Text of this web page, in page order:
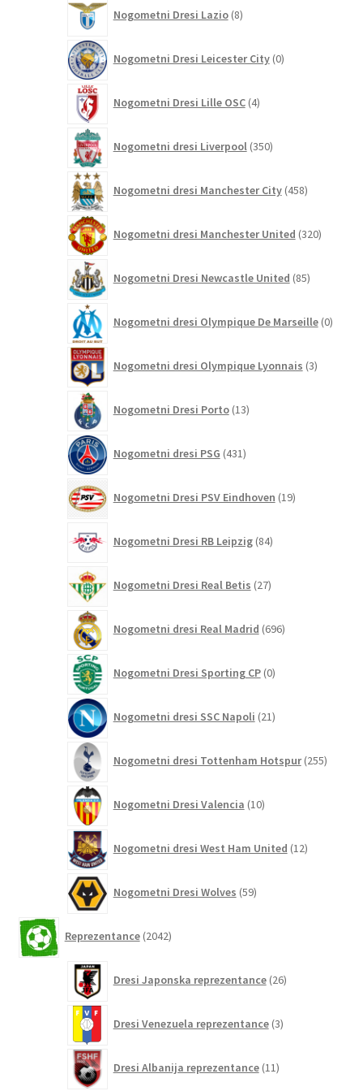
Nogometni Dresi Lazio 8izdelkov
Nogometni Dresi Leicester City 0izdelkov
Nogometni Dresi Lille OSC 4izdelki
Nogometni dresi Liverpool 350izdelkov
Nogometni dresi Manchester City 458izdelkov
Nogometni dresi Manchester United 320izdelkov
Nogometni Dresi Newcastle United 85izdelkov
Nogometni dresi Olympique De Marseille 0
Nogometni dresi Olympique Lyonnais 3izdelki
Nogometni Dresi Porto 13izdelkov
Nogometni dresi PSG 431izdelkov
Nogometni Dresi PSV Eindhoven 19izdelkov
Nogometni Dresi RB Leipzig 84izdelkov
Nogometni Dresi Real Betis 27izdelkov
Nogometni dresi Real Madrid 696izdelkov
Nogometni Dresi Sporting CP 0izdelkov
Nogometni dresi SSC Napoli 21izdelkov
Nogometni dresi Tottenham Hotspur 255
Nogometni Dresi Valencia 10izdelkov
Nogometni dresi West Ham United 12izdelkov
Nogometni Dresi Wolves 59izdelkov
Reprezentance 2042izdelkov
Dresi Japonska reprezentance 26izdelkov
Dresi Venezuela reprezentance 3izdelki
Dresi Albanija reprezentance 11izdelkov